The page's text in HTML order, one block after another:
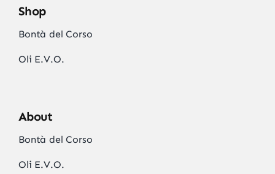
Shop
Bontà del Corso
Oli E.V.O.
About
Bontà del Corso
Oli E.V.O.